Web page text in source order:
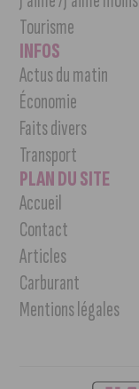
Tourisme
INFOS
Actus du matin
Économie
Faits divers
Transport
PLAN DU SITE
Accueil
Contact
Articles
Carburant
Mentions légales